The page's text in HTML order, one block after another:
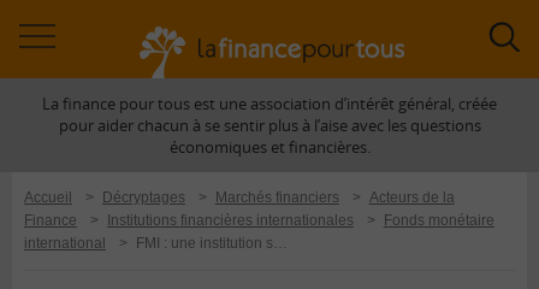
àLa finance pour tous est une association d’intérêt général, créée
pour aider chacun à se sentir plus à l’aise avec les questions
économiques et financières.
Accueil > Décryptages > Marchés financiers > Acteurs de la
Finance
> Institutions financières internationales >
Fonds monétaire
international
> FMI : une institution souvent critiquée pour ses préconisations de politique économique